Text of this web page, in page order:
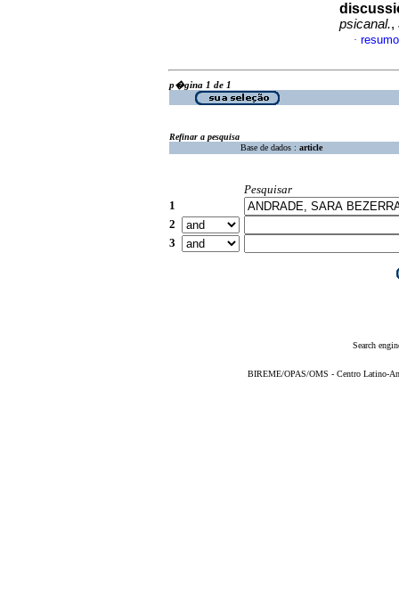
psicanal.,
·
p�gina 1 de 1
Refinar a pesquisa
Base de dados : article
Pesquisar
1
2
3
Search
BIREME/OPAS/OMS - Centro Latino-